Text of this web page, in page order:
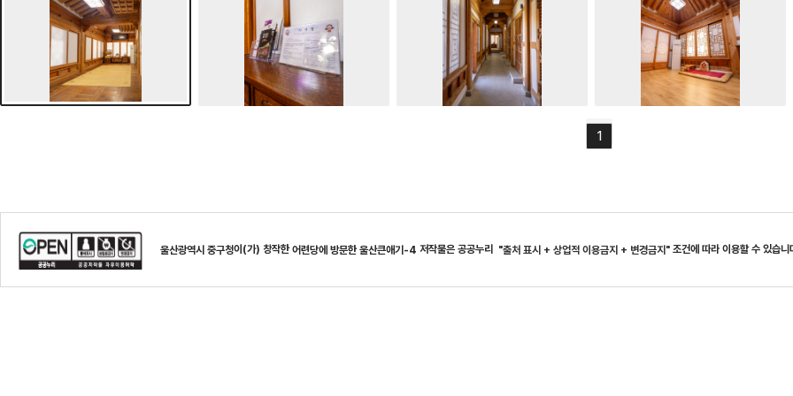
1
울산광역시 중구청이(가) 창작한어련당에 방문한 울산큰애기-4 저작물은 공공누리 "출처 표시 + 상업적 이용금지 + 변경금지" 조건에 따라 이용할 수 있습니